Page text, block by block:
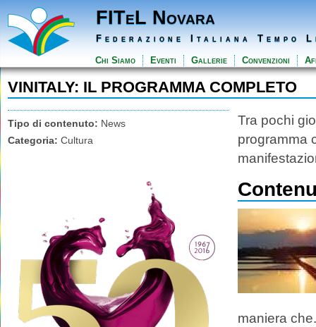
FITeL Novara
Federazione Italiana Tempo
Chi Siamo Eventi Gallerie Convenzioni
VINITALY: IL PROGRAMMA COMPLETO
Tipo di contenuto: News
Categoria: Cultura
Tra pochi
programma
maniera